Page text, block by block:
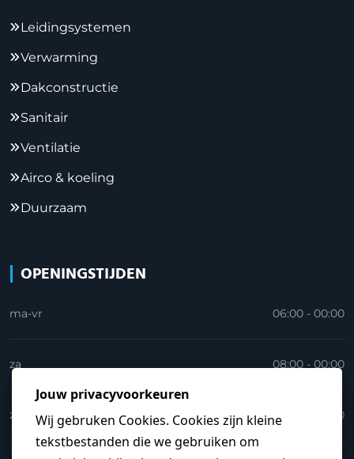
Leidingsystemen
Verwarming
Dakconstructie
Sanitair
Ventilatie
Airco & koeling
Duurzaam
OPENINGSTIJDEN
ma-vr 06:00 - 00:00
za 08:00 - 00:00
zo 09:00 - 23:30